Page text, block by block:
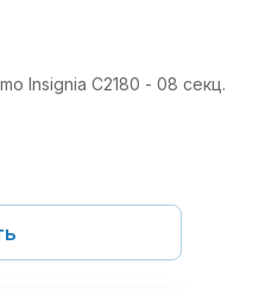
Insignia C2180 - 08 секц.